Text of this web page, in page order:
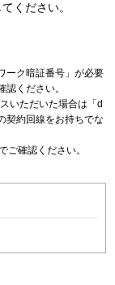
ください。
ーク暗証番号」が必要
認ください。
いただいた場合は「d
契約回線をお持ちでな
ご確認ください。